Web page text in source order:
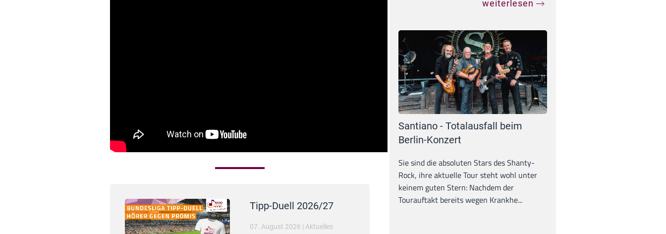
Tipp-Duell 2026/27
07. August 2026 | Aktuelles
weiterlesen
Santiano - Totalausfall beim
Berlin-Konzert
Sie sind die absoluten Stars des Shanty-
Rock, ihre aktuelle Tour steht wohl unter
keinem guten Stern: Nachdem der
Tourauftakt bereits wegen Krankhe...